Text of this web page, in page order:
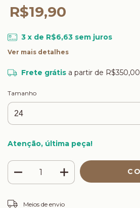
R$19,90
3 x de R$6,63 sem juros
Ver mais detalhes
Frete grátis a partir de R$350,00
Tamanho
Atenção, última peça!
Entregas para o CEP:
Meios de envio